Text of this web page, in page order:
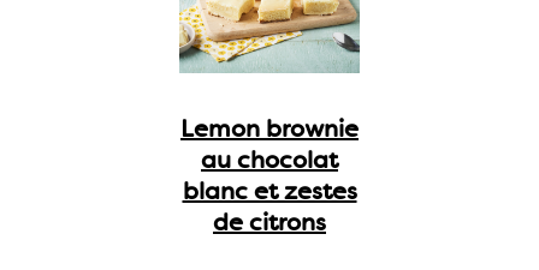
Lemon brownie
au chocolat
blanc et zestes
de citrons